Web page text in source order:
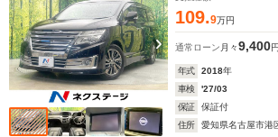
109.9万円
通常ローン 月々9,400円
年式 2018年
車検
'27/03
保証
保証付
住所
愛知県名古屋市港